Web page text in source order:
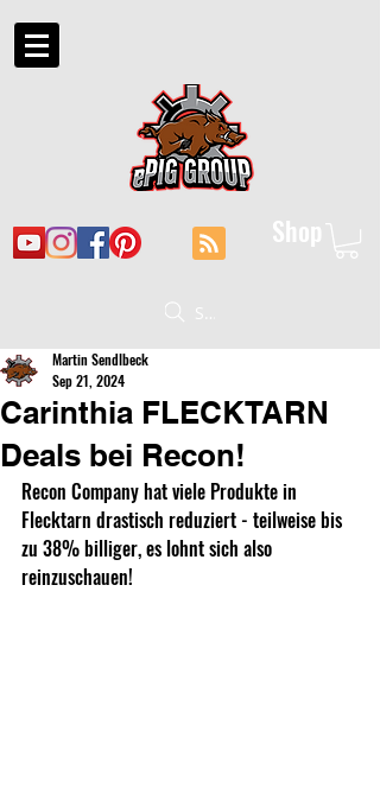
Shop
Suche
Carinthia FLECKTARN
Deals bei Recon!
Martin Sendlbeck
Sep 21, 2024
Recon Company hat viele Produkte in
Flecktarn drastisch reduziert - teilweise bis
zu 38% billiger, es lohnt sich also
reinzuschauen!